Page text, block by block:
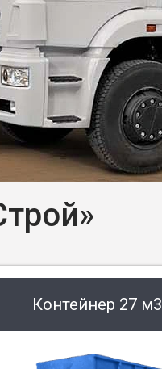
Контейнер 27 м3